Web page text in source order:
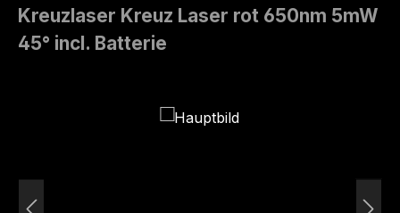
Kreuzlaser Kreuz Laser rot 650nm 5mW
45° incl. Batterie
Bildergalerie überspringen